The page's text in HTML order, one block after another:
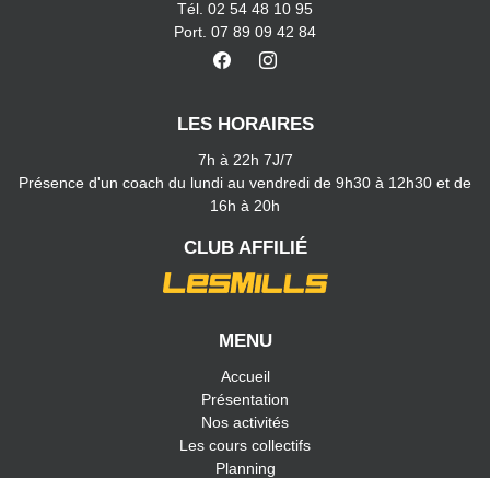
Tél. 02 54 48 10 95
Port. 07 89 09 42 84
LES HORAIRES
7h à 22h 7J/7
Présence d'un coach du lundi au vendredi de 9h30 à 12h30 et de
16h à 20h
CLUB AFFILIÉ
MENU
Accueil
Présentation
Nos activités
Les cours collectifs
Planning